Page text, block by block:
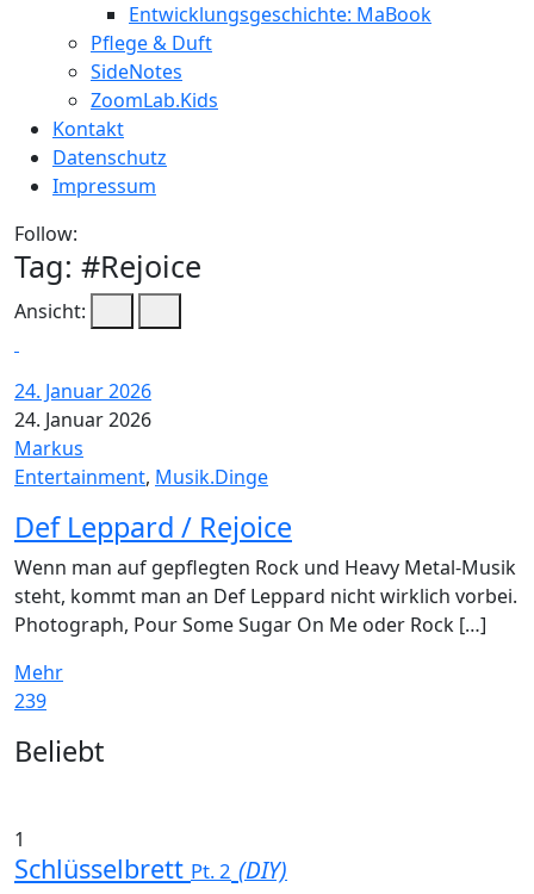
Entwicklungsgeschichte: MaBook
Pflege & Duft
SideNotes
ZoomLab.Kids
Kontakt
Datenschutz
Impressum
Follow:
Tag: #Rejoice
Ansicht:
24. Januar 2026
24. Januar 2026
Markus
Entertainment, Musik.Dinge
Def Leppard / Rejoice
Wenn man auf gepflegten Rock und Heavy Metal-Musik
steht, kommt man an Def Leppard nicht wirklich vorbei.
Photograph, Pour Some Sugar On Me oder Rock […]
Mehr
239
Widgets
Beliebt
1
Schlüsselbrett Pt. 2 (DIY)